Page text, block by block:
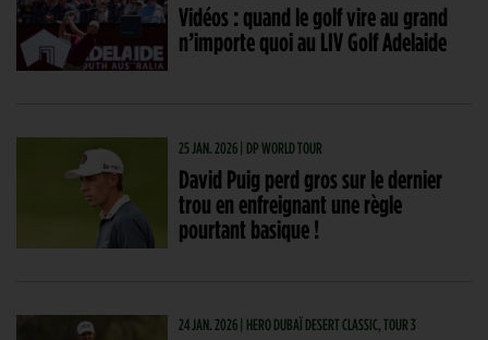
Vidéos : quand le golf vire au grand
n’importe quoi au LIV Golf Adelaide
25 JAN. 2026 | DP WORLD TOUR
David Puig perd gros sur le dernier
trou en enfreignant une règle
pourtant basique !
24 JAN. 2026 | HERO DUBAÏ DESERT CLASSIC, TOUR 3